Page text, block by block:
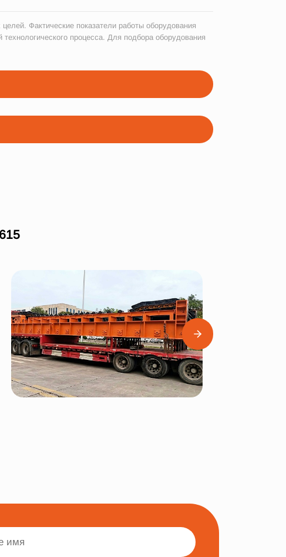
Фактические показатели работы оборудования
процесса. Для подбора оборудования